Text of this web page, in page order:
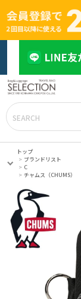
トップ
ブランドリスト
C
チャムス（CHUMS）